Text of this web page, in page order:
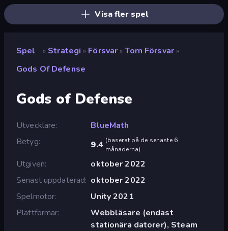
Visa fler spel
Spel » Strategi » Försvar » Torn Försvar »
Gods Of Defense
Gods of Defense
Utvecklare
BlueMath
Betyg
9.4 (baserat på de senaste 6
månaderna)
Utgiven
oktober 2022
Senast uppdaterad oktober 2022
Spelmotor
Unity 2021
Plattformar
Webbläsare (endast
stationära datorer), Steam